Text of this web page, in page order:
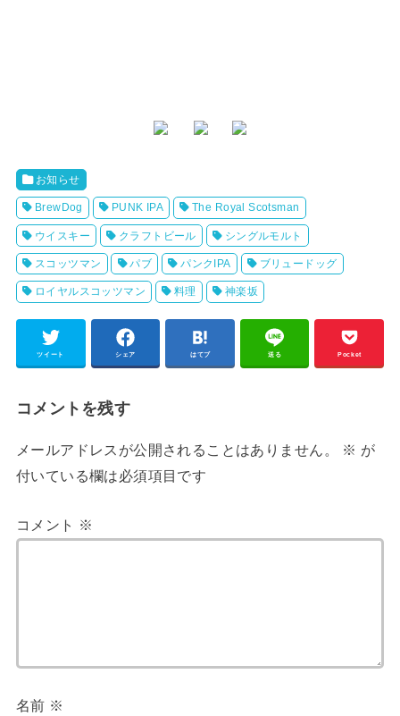
お知らせ
BrewDog PUNK IPA The Royal Scotsman
ウイスキー クラフトビール シングルモルト
スコッツマン パブ パンクIPA ブリュードッグ
ロイヤルスコッツマン 料理 神楽坂
ツイート シェア はてブ 送る Pocket
コメントを残す
メールアドレスが公開されることはありません。 ※ が
付いている欄は必須項目です
コメント ※
名前 ※